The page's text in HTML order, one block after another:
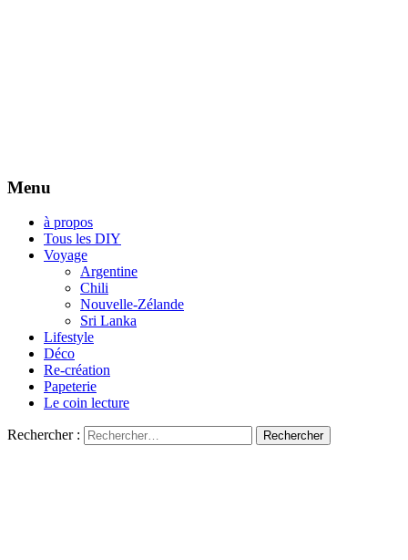
Menu
à propos
Tous les DIY
Voyage
Argentine
Chili
Nouvelle-Zélande
Sri Lanka
Lifestyle
Déco
Re-création
Papeterie
Le coin lecture
Rechercher :